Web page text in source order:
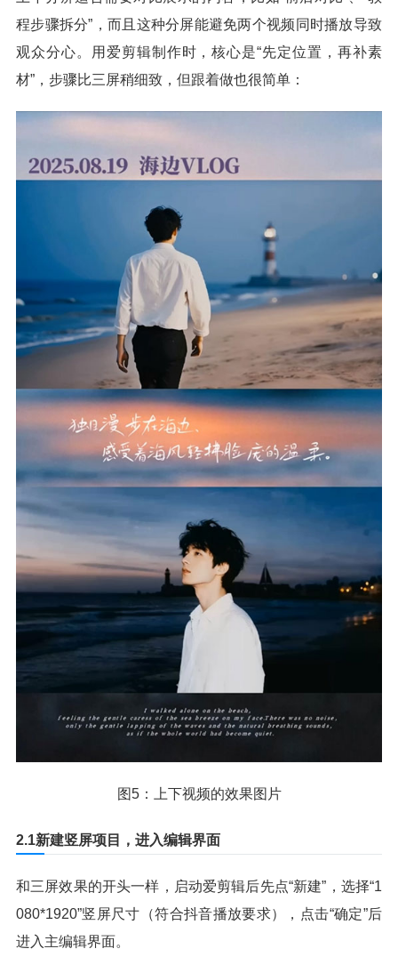
程步骤拆分”，而且这种分屏能避免两个视频同时播放导致
观众分心。用爱剪辑制作时，核心是“先定位置，再补素
材”，步骤比三屏稍细致，但跟着做也很简单：
图5：上下视频的效果图片
2.1新建竖屏项目，进入编辑界面
和三屏效果的开头一样，启动爱剪辑后先点“新建”，选择“1
080*1920”竖屏尺寸（符合抖音播放要求），点击“确定”后
进入主编辑界面。